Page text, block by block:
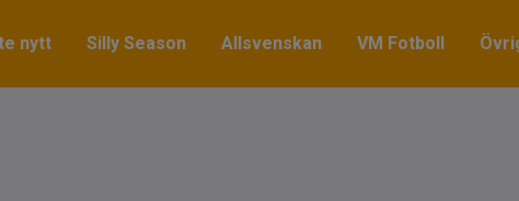
nytt Silly Season Allsvenskan VM Fotboll